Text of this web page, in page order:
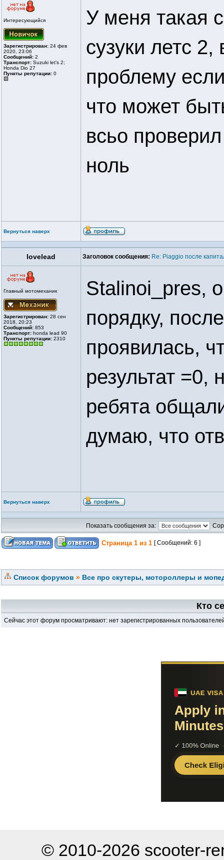
Интересующийся
Зарегистрирован: 24 фев
2020, 23:06
Сообщений: 2
Транспорт: Suzuki let's 2;
Honda Dio 27
Пункты репутации: 0
У меня такая
сузуки летс
проблему
что может
всьо
ноль
Вернуться наверх
lovelead Заголовок сообщения: Re: Piaggio после
Главный мотомеханик
Зарегистрирован: 28 сен
2018, 20:23
Сообщений: 853
Транспорт: honda lead 90
Пункты репутации: 2310
Stalinoi_pres,
порядку,
проявилась,
результат =0,
ребята
думаю, что
Вернуться наверх
Показать сообщения за:
Страница 1 из 1 [ Сообщений: 6 ]
Список форумов » Все про скутеры, мотороллеры и
Кто
Сейчас этот форум просматривают: нет зарегистрированных
© 2010-2026 scooter-